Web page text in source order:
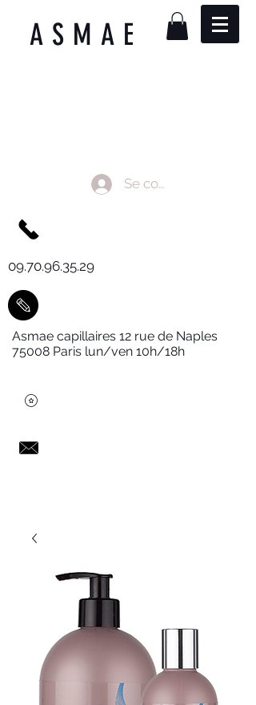
ASMAE
Se connecter
09.70.96.35.29
Asmae capillaires 12 rue de Naples
75008 Paris lun/ven 10h/18h